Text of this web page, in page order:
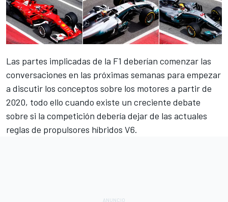
Las partes implicadas de la F1 deberían comenzar las
conversaciones en las próximas semanas para empezar
a discutir los conceptos sobre los motores a partir de
2020, todo ello cuando existe un creciente debate
sobre si la competición debería dejar de las actuales
reglas de propulsores híbridos V6.